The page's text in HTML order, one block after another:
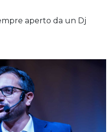
aperto da un Dj